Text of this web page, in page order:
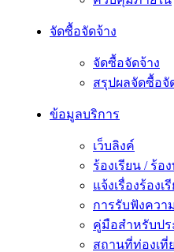
จัดซื้อจัดจ้าง
จัดซื้อจัดจ้าง
สรุปผลจัดซื้อจั
ข้อมูลบริการ
เว็บลิงค์
ร้องเรียน / ร้อ
แจ้งเรื่องร้อง
การรับฟังควา
คู่มือสำหรับป
สถานที่ท่องเที่